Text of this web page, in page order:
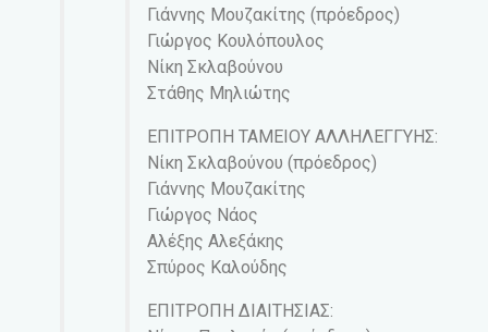
Γιάννης Μουζακίτης (πρόεδρος)
Γιώργος Κουλόπουλος
Νίκη Σκλαβούνου
Στάθης Μηλιώτης
ΕΠΙΤΡΟΠΗ ΤΑΜΕΙΟΥ ΑΛΛΗΛΕΓΓΥΗΣ:
Νίκη Σκλαβούνου (πρόεδρος)
Γιάννης Μουζακίτης
Γιώργος Νάος
Αλέξης Αλεξάκης
Σπύρος Καλούδης
ΕΠΙΤΡΟΠΗ ΔΙΑΙΤΗΣΙΑΣ: